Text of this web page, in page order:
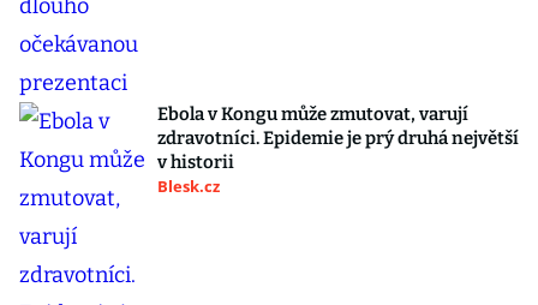
Ebola v Kongu může zmutovat, varují
zdravotníci. Epidemie je prý druhá největší
v historii
Blesk.cz